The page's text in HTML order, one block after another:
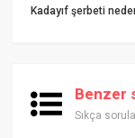
Kadayıf şerbeti
Benzer
Sıkça